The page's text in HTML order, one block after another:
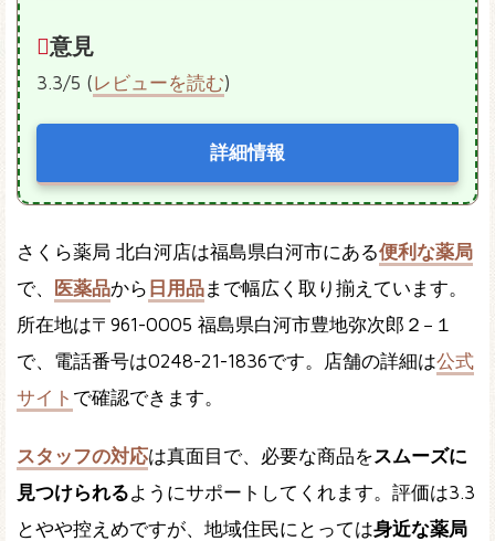
意見
3.3/5 (レビューを読む)
詳細情報
さくら薬局 北白河店は福島県白河市にある便利な薬局
で、
医薬品から 日用品まで幅広く取り揃えています。
所在地は〒961-0005 福島県白河市豊地弥次郎２−１
で、電話番号は0248-21-1836です。店舗の詳細は公式
サイト で確認できます。
スタッフの対応は真面目で、必要な商品をスムーズに
見つけられるようにサポートしてくれます。評価は3.3
とやや控えめですが、地域住民にとっては身近な薬局